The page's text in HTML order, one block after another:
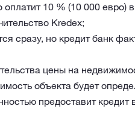
оплатит 10 % (10 000
Kredex;
сразу, но кредит банк
цены на
объекта будет
предоставит